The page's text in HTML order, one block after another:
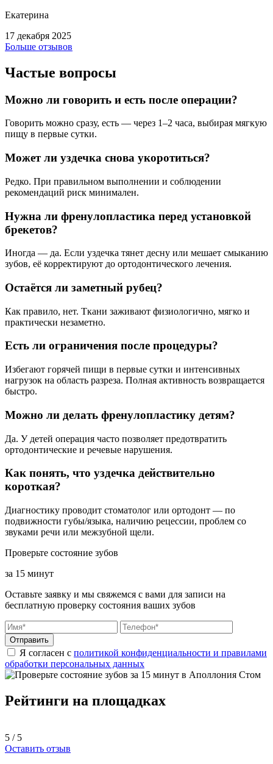
Екатерина
17 декабря 2025
Больше отзывов
Частые вопросы
Можно ли говорить и есть после операции?
Говорить можно сразу, есть — через 1–2 часа, выбирая мягкую
пищу в первые сутки.
Может ли уздечка снова укоротиться?
Редко. При правильном выполнении и соблюдении
рекомендаций риск минимален.
Нужна ли френулопластика перед установкой
брекетов?
Иногда — да. Если уздечка тянет десну или мешает смыканию
зубов, её корректируют до ортодонтического лечения.
Остаётся ли заметный рубец?
Как правило, нет. Ткани заживают физиологично, мягко и
практически незаметно.
Есть ли ограничения после процедуры?
Избегают горячей пищи в первые сутки и интенсивных
нагрузок на область разреза. Полная активность возвращается
быстро.
Можно ли делать френулопластику детям?
Да. У детей операция часто позволяет предотвратить
ортодонтические и речевые нарушения.
Как понять, что уздечка действительно
короткая?
Диагностику проводит стоматолог или ортодонт — по
подвижности губы/языка, наличию рецессии, проблем со
звуками речи или межзубной щели.
Проверьте состояние зубов
за 15 минут
Оставьте заявку и мы свяжемся с вами для записи на
бесплатную проверку состояния ваших зубов
Отправить
Я согласен с политикой конфиденциальности и правилами
обработки персональных данных
Рейтинги на площадках
5 / 5
Оставить отзыв